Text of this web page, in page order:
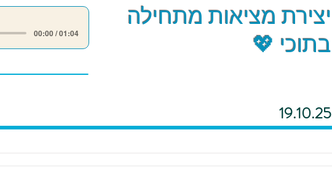
00:00 / 01:04
יצירת מציאות מתחילה
בתוכי 💖
19.10.25